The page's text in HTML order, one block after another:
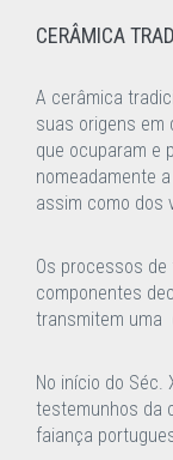
CERÂMICA
A cerâmica
suas origens em
que ocuparam e
nomeadamente
assim como dos
Os processos
componentes
transmitem uma
No início do Séc.
testemunhos da
faiança